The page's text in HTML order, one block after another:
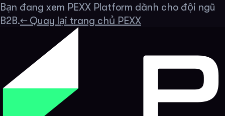
Bạn đang xem PEXX Platform dành cho đội ngũ
B2B.← Quay lại trang chủ PEXX